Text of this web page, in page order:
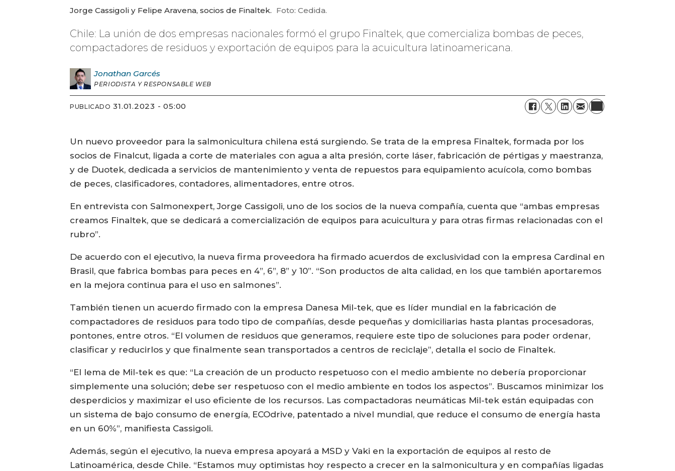
Jorge Cassigoli y Felipe Aravena, socios de Finaltek. Foto: Cedida.
Chile: La unión de dos empresas nacionales formó el grupo Finaltek, que comercializa bombas de peces,
compactadores de residuos y exportación de equipos para la acuicultura latinoamericana.
Jonathan Garcés
PERIODISTA Y RESPONSABLE WEB
PUBLICADO 31.01.2023 - 05:00
Un nuevo proveedor para la salmonicultura chilena está surgiendo. Se trata de la empresa Finaltek, formada por los
socios de Finalcut, ligada a corte de materiales con agua a alta presión, corte láser, fabricación de pértigas y maestranza,
y de Duotek, dedicada a servicios de mantenimiento y venta de repuestos para equipamiento acuícola, como bombas
de peces, clasificadores, contadores, alimentadores, entre otros.
En entrevista con Salmonexpert, Jorge Cassigoli, uno de los socios de la nueva compañía, cuenta que “ambas empresas
creamos Finaltek, que se dedicará a comercialización de equipos para acuicultura y para otras firmas relacionadas con el
rubro”.
De acuerdo con el ejecutivo, la nueva firma proveedora ha firmado acuerdos de exclusividad con la empresa Cardinal en
Brasil, que fabrica bombas para peces en 4”, 6”, 8” y 10”. “Son productos de alta calidad, en los que también aportaremos
en la mejora continua para el uso en salmones”.
También tienen un acuerdo firmado con la empresa Danesa Mil-tek, que es líder mundial en la fabricación de
compactadores de residuos para todo tipo de compañías, desde pequeñas y domiciliarias hasta plantas procesadoras,
pontones, entre otros. “El volumen de residuos que generamos, requiere este tipo de soluciones para poder ordenar,
clasificar y reducirlos y que finalmente sean transportados a centros de reciclaje”, detalla el socio de Finaltek.
“El lema de Mil-tek es que: “La creación de un producto respetuoso con el medio ambiente no debería proporcionar
simplemente una solución; debe ser respetuoso con el medio ambiente en todos los aspectos”. Buscamos minimizar los
desperdicios y maximizar el uso eficiente de los recursos. Las compactadoras neumáticas Mil-tek están equipadas con
un sistema de bajo consumo de energía, ECOdrive, patentado a nivel mundial, que reduce el consumo de energía hasta
en un 60%”, manifiesta Cassigoli.
Además, según el ejecutivo, la nueva empresa apoyará a MSD y Vaki en la exportación de equipos al resto de
Latinoamérica, desde Chile. “Estamos muy optimistas hoy respecto a crecer en la salmonicultura y en compañías ligadas